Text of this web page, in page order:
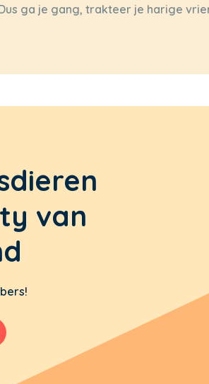
ga je gang, trakteer je harige
van